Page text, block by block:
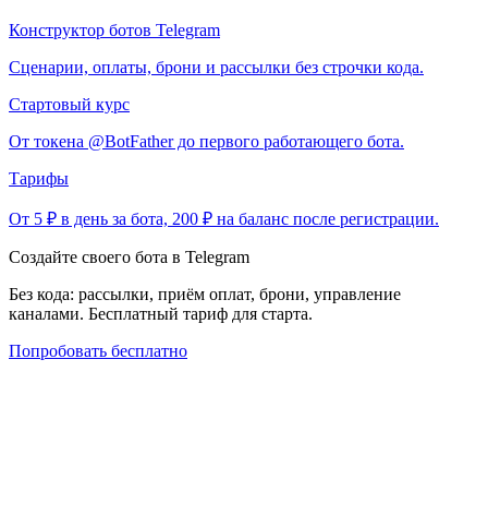
Конструктор ботов Telegram
Сценарии, оплаты, брони и рассылки без строчки кода.
Стартовый курс
От токена @BotFather до первого работающего бота.
Тарифы
От 5 ₽ в день за бота, 200 ₽ на баланс после регистрации.
Создайте своего бота в Telegram
Без кода: рассылки, приём оплат, брони, управление
каналами. Бесплатный тариф для старта.
Попробовать бесплатно